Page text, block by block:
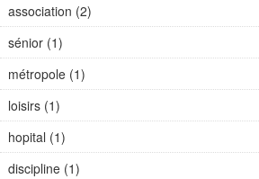
association (2)
sénior (1)
métropole (1)
loisirs (1)
hopital (1)
discipline (1)